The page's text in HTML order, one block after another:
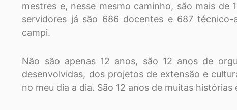
mestres e, nesse mesmo caminho, são mais de
servidores já são 686 docentes e 687
campi.
Não são apenas 12 anos, são 12 anos de
desenvolvidas, dos projetos de extensão e
no meu dia a dia. São 12 anos de muitas